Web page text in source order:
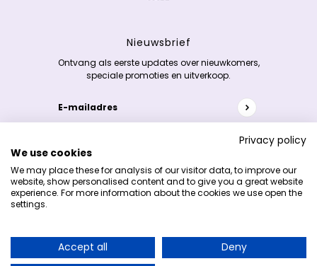
Privacy policy
We use cookies
We may place these for analysis of our visitor data, to improve our
website, show personalised content and to give you a great website
experience. For more information about the cookies we use open the
settings.
Accept all Deny
Verdien 5% cashback op je aankopen en
Nieuwsbrief
Ontvang als eerste updates over nieuwkomers,
speciale promoties en uitverkoop.
E-mailadres
Deze site wordt beschermd door hCaptcha en het